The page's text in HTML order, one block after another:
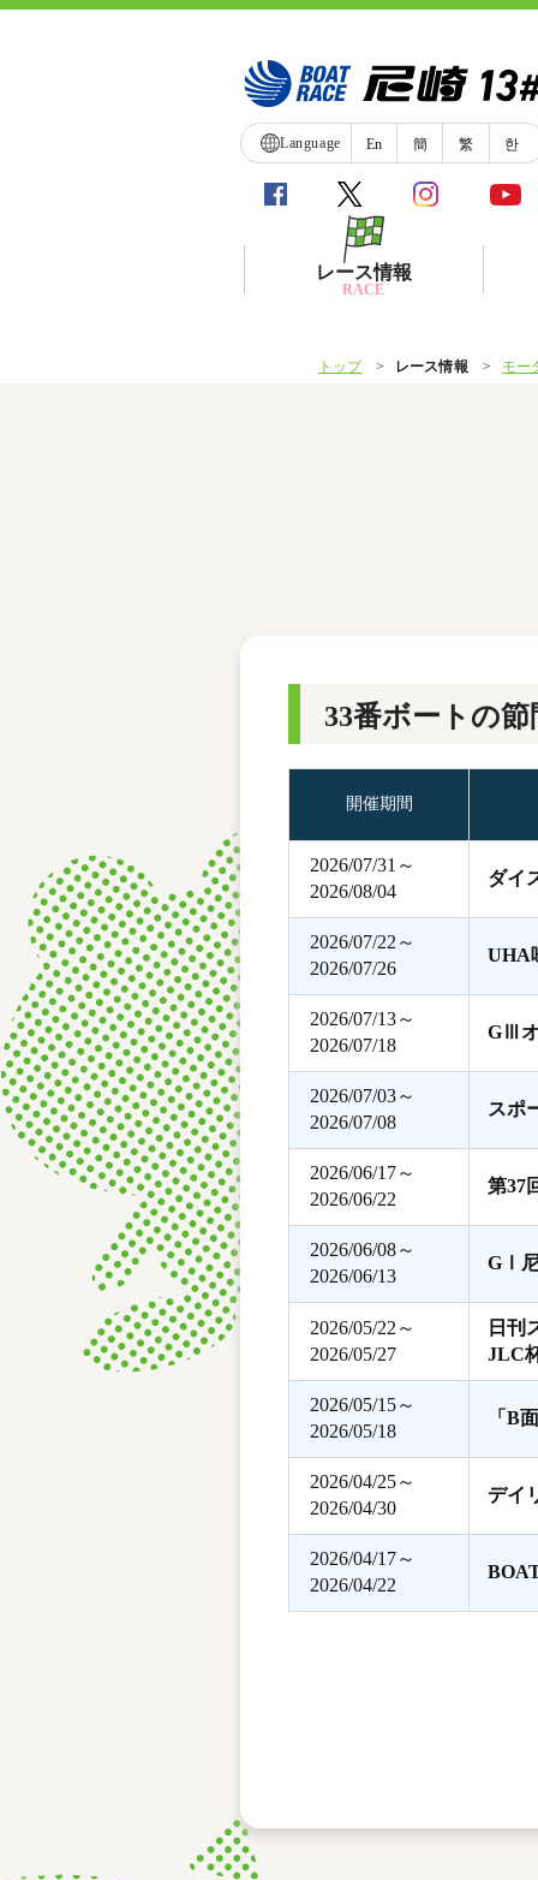
Language En 簡 繁 한
レース情報
RACE
ボートデータ
トップ レース情報 モー
33番ボートの節
開催期間
2026/07/31～
2026/08/04
ダイ
2026/07/22～
2026/07/26
UHA
2026/07/13～
2026/07/18
GⅢオ
2026/07/03～
2026/07/08
スポ
2026/06/17～
2026/06/22
第37
2026/06/08～
2026/06/13
GⅠ尼
2026/05/22～
2026/05/27
日刊
JLC
2026/05/15～
2026/05/18
「B
2026/04/25～
2026/04/30
デイ
2026/04/17～
2026/04/22